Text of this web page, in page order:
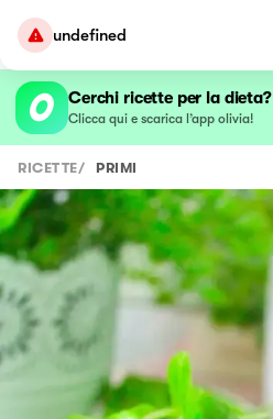
undefined
Cerchi ricette per la dieta?
Clicca qui e scarica l’app olivia!
RICETTE/ PRIMI